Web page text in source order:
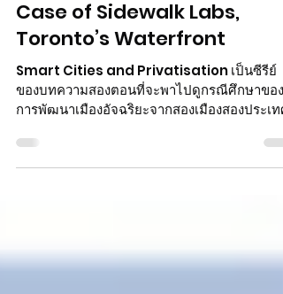
Smart Cities and
Privatisation — Part I: The
Case of Sidewalk Labs,
Toronto’s Waterfront
ของบทความสองตอนที่จะพาไปดูกรณีศึกษาของ
การพัฒนาเมืองอัจฉริยะจากสองเมืองสองประเทศ